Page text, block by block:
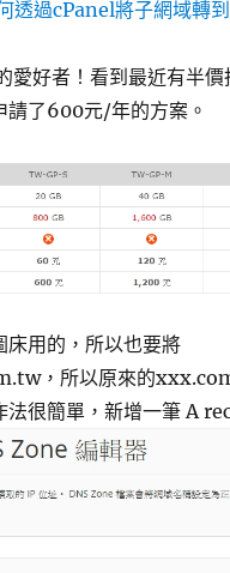
愛好者！看到最近有半價
請了600元/年的方案。
床用的，所以也要將
，所以原來的
很簡單，新增一筆 A